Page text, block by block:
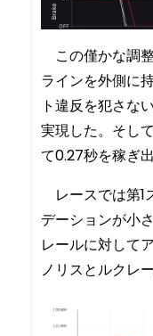
この僅かな調
ラインを外側に
ト違反を犯さな
実現した。そし
て0.27秒を稼ぎ
レースでは第1
デーションが小
レールに対して
ノリスとルクレ